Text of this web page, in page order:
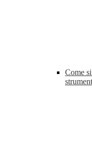
Come